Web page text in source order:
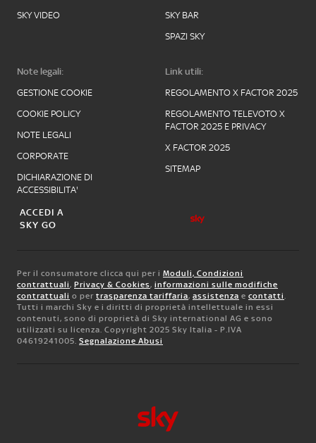
SKY VIDEO
SKY BAR
SPAZI SKY
Note legali:
GESTIONE COOKIE
COOKIE POLICY
NOTE LEGALI
CORPORATE
DICHIARAZIONE DI
ACCESSIBILITA'
Link utili:
REGOLAMENTO X FACTOR 2025
REGOLAMENTO TELEVOTO X
FACTOR 2025 E PRIVACY
X FACTOR 2025
SITEMAP
ACCEDI A
SKY GO
Per il consumatore clicca qui per i Moduli, Condizioni
contrattuali, Privacy & Cookies, informazioni sulle modifiche
contrattuali o per trasparenza tariffaria, assistenza e contatti.
Tutti i marchi Sky e i diritti di proprietà intellettuale in essi
contenuti, sono di proprietà di Sky international AG e sono
utilizzati su licenza. Copyright 2025 Sky Italia - P.IVA
04619241005. Segnalazione Abusi